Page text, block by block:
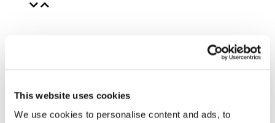
This website uses cookies
We use cookies to personalise content and ads, to